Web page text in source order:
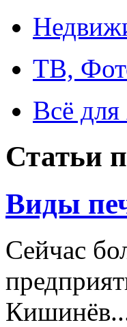
ТВ,
Всё
Статьи
Виды
Сейчас